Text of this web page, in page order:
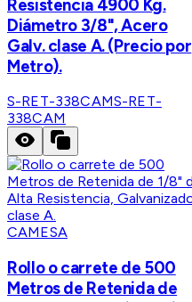
Resistencia 4900 Kg.
Diámetro 3/8", Acero
Galv. clase A. (Precio por
Metro).
S-RET-338CAMS-RET-
338CAM
CAMESA
Rollo o carrete de 500
Metros de Retenida de